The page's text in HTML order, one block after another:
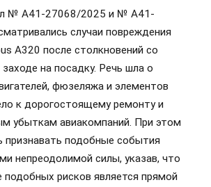
№ А41-27068/2025 и № А41-
случаи повреждения
A320 после столкновений со
на посадку. Речь шла о
фюзеляжа и элементов
к дорогостоящему ремонту и
убыткам авиакомпаний. При этом
признавать подобные события
непреодолимой силы, указав, что
рисков является прямой